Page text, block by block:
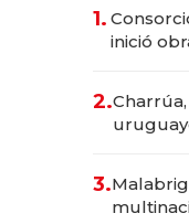
1.
inició
millones
2.
3.